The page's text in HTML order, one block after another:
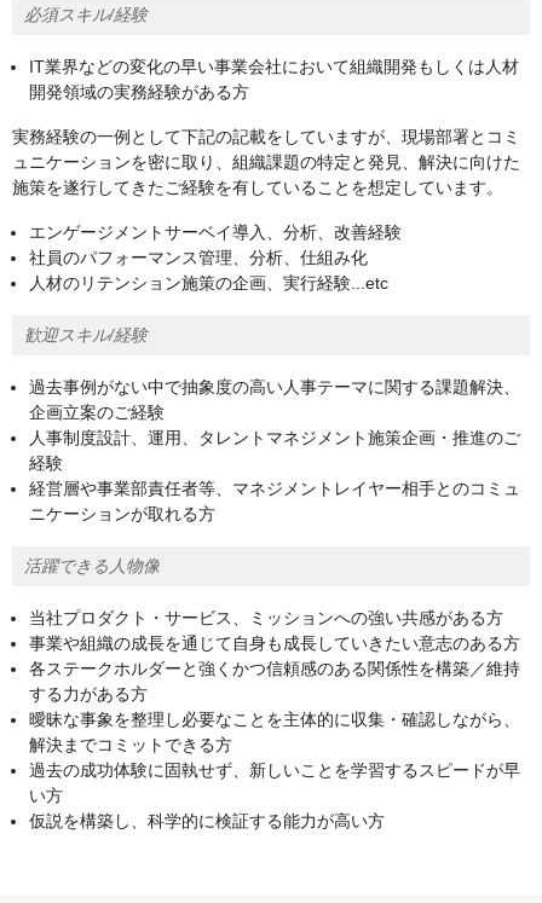
必須スキル/経験
IT業界などの変化の早い事業会社において組織開発もしくは人材
開発領域の実務経験がある方
実務経験の一例として下記の記載をしていますが、現場部署とコミ
ュニケーションを密に取り、組織課題の特定と発見、解決に向けた
施策を遂行してきたご経験を有していることを想定しています。
エンゲージメントサーベイ導入、分析、改善経験
社員のパフォーマンス管理、分析、仕組み化
人材のリテンション施策の企画、実行経験...etc
歓迎スキル/経験
過去事例がない中で抽象度の高い人事テーマに関する課題解決、
企画立案のご経験
人事制度設計、運用、タレントマネジメント施策企画・推進のご
経験
経営層や事業部責任者等、マネジメントレイヤー相手とのコミュ
ニケーションが取れる方
活躍できる人物像
当社プロダクト・サービス、ミッションへの強い共感がある方
事業や組織の成長を通じて自身も成長していきたい意志のある方
各ステークホルダーと強くかつ信頼感のある関係性を構築／維持
する力がある方
曖昧な事象を整理し必要なことを主体的に収集・確認しながら、
解決までコミットできる方
過去の成功体験に固執せず、新しいことを学習するスピードが早
い方
仮説を構築し、科学的に検証する能力が高い方